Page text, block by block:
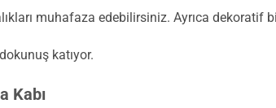
muhafaza edebilirsiniz. Ayrıca dekoratif
katıyor.
Kabı